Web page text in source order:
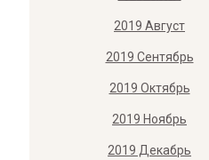
2019 Август
2019 Сентябрь
2019 Октябрь
2019 Ноябрь
2019 Декабрь